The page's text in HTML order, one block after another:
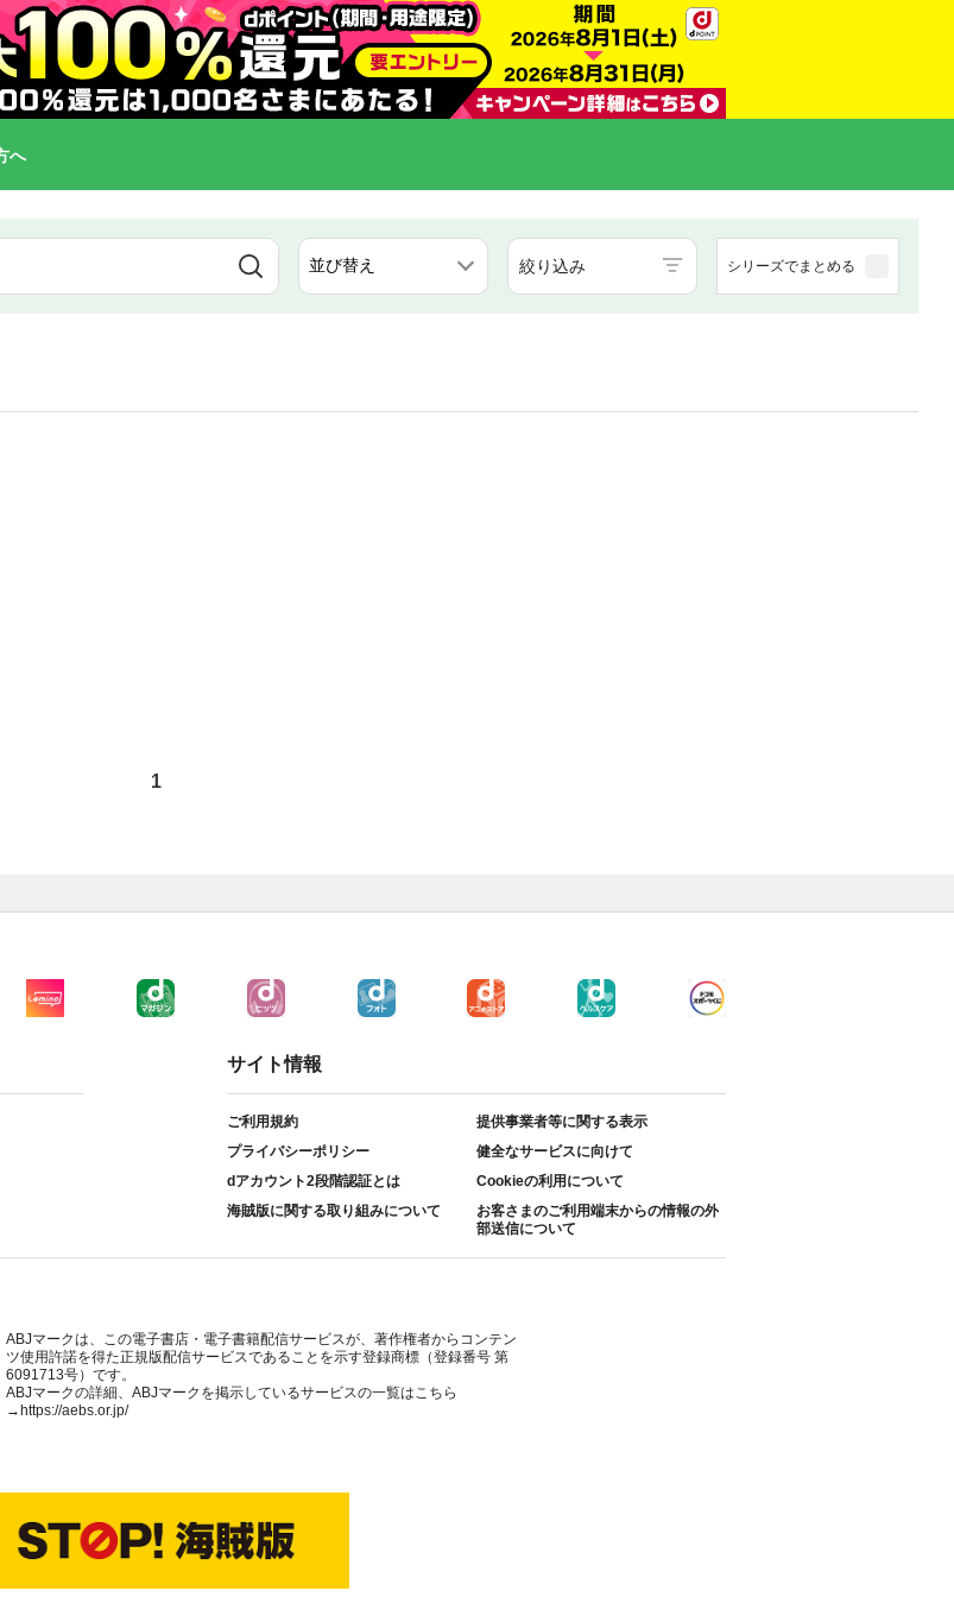
へ
絞り込み シリーズでまとめる
1
サイト情報
ご利用規約
提供事業者等に関する表示
プライバシーポリシー
健全なサービスに向けて
dアカウント2段階認証とは
Cookieの利用について
海賊版に関する取り組みについて
お客さまのご利用端末からの情報の外
部送信について
ABJマークは、この電子書店・電子書籍配信サービスが、著作権者からコンテン
ツ使用許諾を得た正規版配信サービスであることを示す登録商標（登録番号 第
6091713号）です。
ABJマークの詳細、ABJマークを掲示しているサービスの一覧はこちら
→ https://aebs.or.jp/